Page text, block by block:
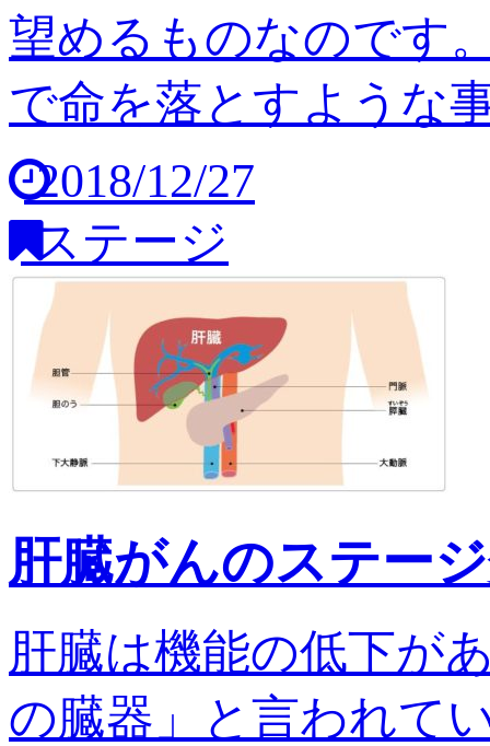
望めるものなのです
で命を落とすような
2018/12/27
ステージ
肝臓がんのステー
肝臓は機能の低下が
の臓器」と言われて